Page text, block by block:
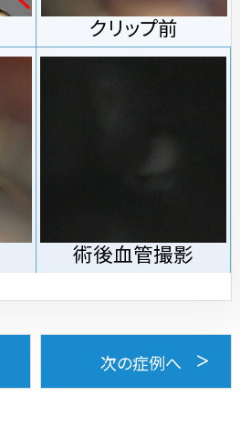
クリップ前
術後血管撮影
次の症例へ